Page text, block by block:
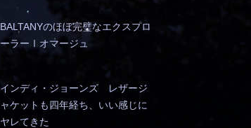
BALTANYのほぼ完璧なエクスプロ
ーラーⅠオマージュ
インディ・ジョーンズ レザージ
ャケットも四年経ち、いい感じに
ヤレてきた